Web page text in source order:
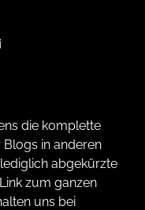
die komplette
in anderen
abgekürzte
zum ganzen
uns bei